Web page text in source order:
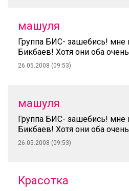
машуля
Группа БИС- зашебись! мне
Бикбаев! Хотя они оба
26.05.2008 (09:53)
машуля
Группа БИС- зашебись! мне
Бикбаев! Хотя они оба
26.05.2008 (09:53)
Красотка